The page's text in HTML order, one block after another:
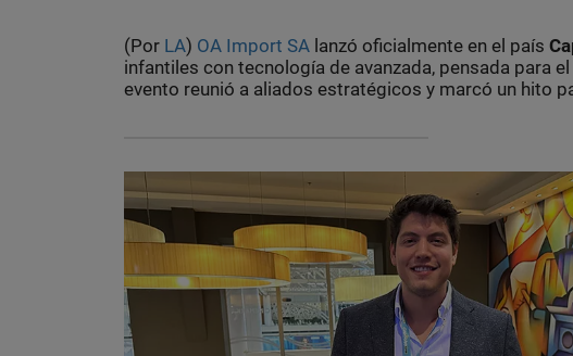
(Por LA) OA Import SA lanzó oficialmente en el país
infantiles con tecnología de avanzada, pensada para
evento reunió a aliados estratégicos y marcó un hito